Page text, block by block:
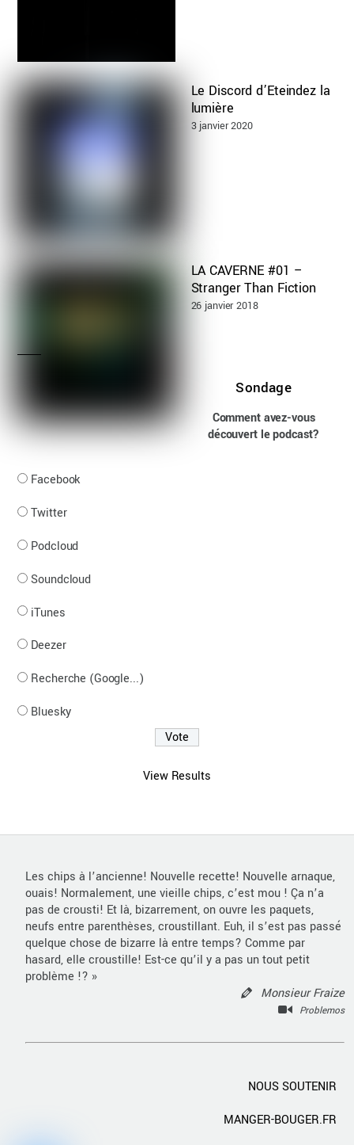
Le Discord d’Eteindez la
lumière
3 janvier 2020
LA CAVERNE #01 –
Stranger Than Fiction
26 janvier 2018
Sondage
Comment avez-vous
découvert le podcast?
Facebook
Twitter
Podcloud
Soundcloud
iTunes
Deezer
Recherche (Google...)
Bluesky
View Results
Les chips à l’ancienne! Nouvelle recette! Nouvelle arnaque,
ouais! Normalement, une vieille chips, c’est mou ! Ça n’a
pas de crousti! Et là, bizarrement, on ouvre les paquets,
neufs entre parenthèses, croustillant. Euh, il s’est pas passé
quelque chose de bizarre là entre temps? Comme par
hasard, elle croustille! Est-ce qu’il y a pas un tout petit
problème !? »
Monsieur Fraize
Problemos
NOUS SOUTENIR
MANGER-BOUGER.FR